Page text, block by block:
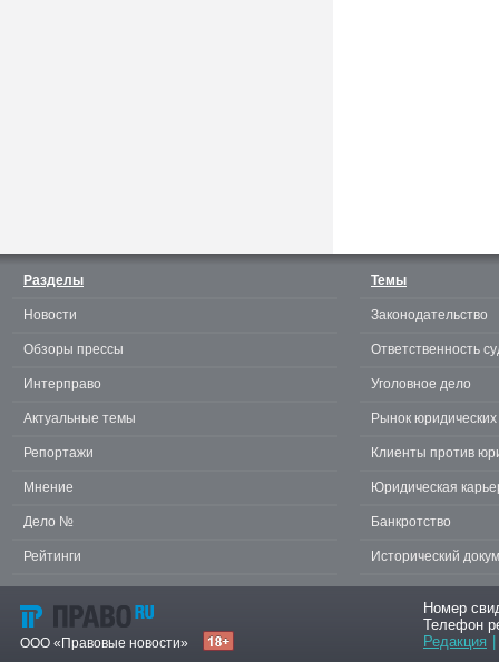
Разделы
Новости
Обзоры прессы
Интерправо
Актуальные темы
Репортажи
Мнение
Дело №
Рейтинги
Темы
Законодательство
Ответственность
Уголовное дело
Рынок юридических
Клиенты против
Юридическая
Банкротство
Исторический
ООО «Правовые новости»
Номер
Телефон
Редакция